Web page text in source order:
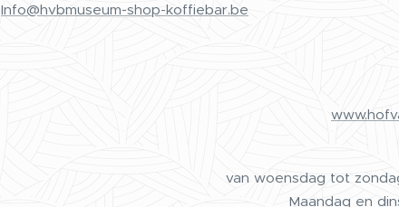
Info@hvbmuseum-shop-koffiebar.be
van woensdag tot
Maandag en